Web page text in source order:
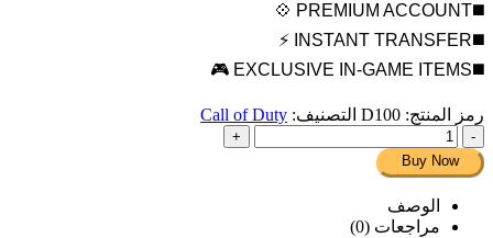
◼️PREMIUM ACCOUNT 💠
◼️INSTANT TRANSFER ⚡
◼️EXCLUSIVE IN-GAME ITEMS 🎮
رمز المنتج: D100 التصنيف: Call of Duty
-
+
Buy Now
الوصف
مراجعات (0)